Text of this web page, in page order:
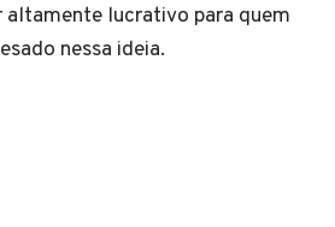
altamente lucrativo para quem
nessa ideia.